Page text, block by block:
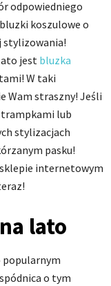
odpowiedniego
koszulowe o
stylizowania!
jest bluzka
W taki
Wam straszny! Jeśli
trampkami lub
stylizacjach
pasku!
internetowym
lato
popularnym
o tym